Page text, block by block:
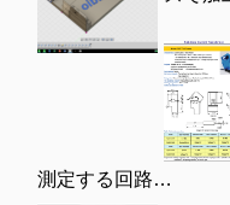
測定する回路…